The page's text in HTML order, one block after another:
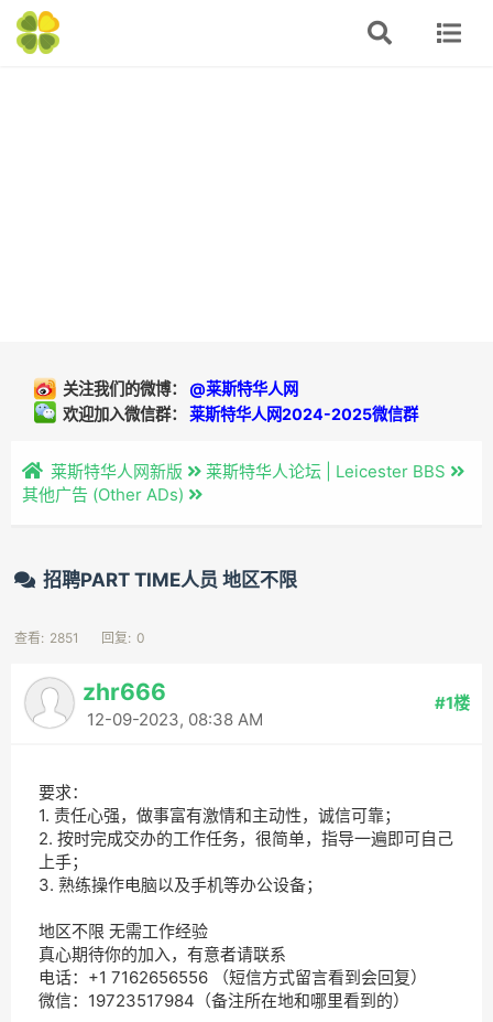
关注我们的微博： @莱斯特华人网
欢迎加入微信群： 莱斯特华人网2024-2025微信群
莱斯特华人网新版
莱斯特华人论坛 | Leicester BBS
其他广告 (Other ADs)
招聘PART TIME人员 地区不限
查看: 2851 回复: 0
zhr666
12-09-2023, 08:38 AM
#1楼
要求：
1. 责任心强，做事富有激情和主动性，诚信可靠；
2. 按时完成交办的工作任务，很简单，指导一遍即可自己
上手；
3. 熟练操作电脑以及手机等办公设备；
地区不限 无需工作经验
真心期待你的加入，有意者请联系
电话：+1 7162656556 （短信方式留言看到会回复）
微信：19723517984（备注所在地和哪里看到的）